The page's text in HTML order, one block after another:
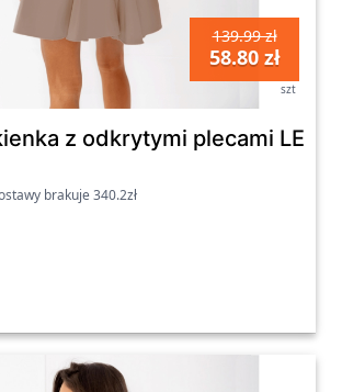
139.99 zł
58.80 zł
szt
z odkrytymi plecami
brakuje 340.2zł